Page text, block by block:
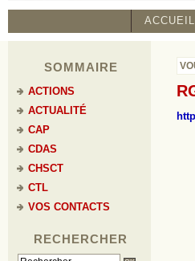
ACCUEIL
SOMMAIRE
ACTIONS
ACTUALITÉ
CAP
CDAS
CHSCT
CTL
VOS CONTACTS
RECHERCHER